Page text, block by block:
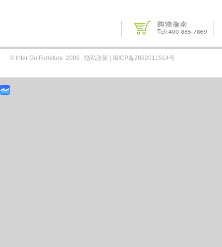
© Inter Go Furniture. 2009 | 隐私政策 闽ICP备2022011514号